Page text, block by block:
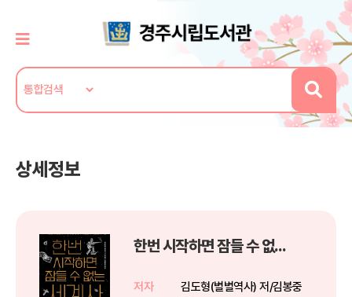
상세정보
한번 시작하면 잠들 수 없는 세계사
저자
김도형(별별역사) 저/김봉중